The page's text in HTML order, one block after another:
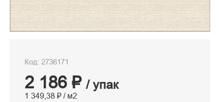
Код: 2736171
2 186 ₽ / упак
1 349,38 ₽ / м2